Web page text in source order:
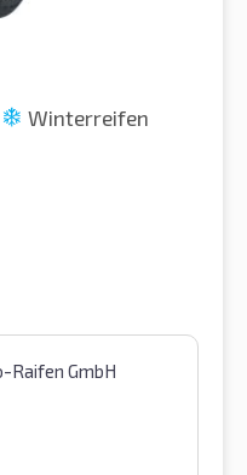
Winterreifen
Raifen GmbH